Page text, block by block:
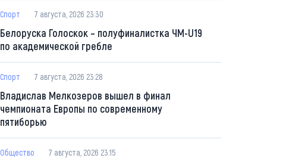
Спорт 7 августа, 2026 23:30
Белоруска Голоскок – полуфиналистка ЧМ-U19
по академической гребле
Спорт 7 августа, 2026 23:28
Владислав Мелкозеров вышел в финал
чемпионата Европы по современному
пятиборью
Общество 7 августа, 2026 23:15